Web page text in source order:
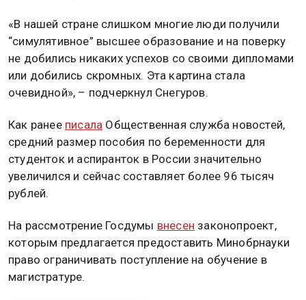
«В нашей стране слишком многие люди получили
“симулятивное” высшее образование и на поверку
не добились никаких успехов со своими дипломами
или добились скромных. Эта картина стала
очевидной», – подчеркнул Снегуров.
Как ранееписалаОбщественная служба новостей,
средний размер пособия по беременности для
студенток и аспиранток в России значительно
увеличился и сейчас составляет более 96 тысяч
На рассмотрение Госдумывнесензаконопроект,
которым предлагается предоставить Минобрнауки
право ограничивать поступление на обучение в